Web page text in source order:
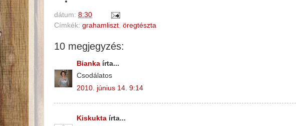
dátum: 8:30
Címkék: grahamliszt, öregtészta
10 megjegyzés:
Bianka írta...
Csodálatos
2010. június 14. 9:14
Kiskukta írta...